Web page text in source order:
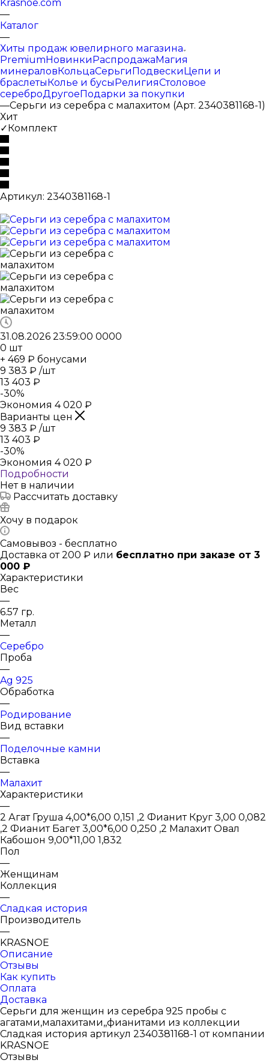
Krasnoe.com
—
Каталог
—
Хиты продаж ювелирного магазина
PremiumНовинкиРаспродажаМагия
минераловКольцаСерьгиПодвескиЦепи и
браслетыКолье и бусыРелигияСтоловое
сереброДругоеПодарки за покупки
—Серьги из серебра с малахитом (Арт. 2340381168-1)
Хит
✓Комплект
Артикул: 2340381168-1
31.08.2026 23:59:00 0000
0 шт
+ 469 ₽ бонусами
9 383 ₽ /шт
13 403 ₽
-30%
Экономия 4 020 ₽
Варианты цен
9 383 ₽ /шт
13 403 ₽
-30%
Экономия 4 020 ₽
Подробности
Нет в наличии
Рассчитать доставку
Хочу в подарок
Самовывоз - бесплатно
Доставка от 200 ₽ или бесплатно при заказе от 3
000 ₽
Характеристики
Вес
—
6.57 гр.
Металл
—
Серебро
Проба
—
Ag 925
Обработка
—
Родирование
Вид вставки
—
Поделочные камни
Вставка
—
Малахит
Характеристики
—
2 Агат Груша 4,00*6,00 0,151 ,2 Фианит Круг 3,00 0,082
,2 Фианит Багет 3,00*6,00 0,250 ,2 Малахит Овал
Кабошон 9,00*11,00 1,832
Пол
—
Женщинам
Коллекция
—
Сладкая история
Производитель
—
KRASNOE
Описание
Отзывы
Как купить
Оплата
Доставка
Серьги для женщин из серебра 925 пробы с
агатами,малахитами,,фианитами из коллекции
Сладкая история артикул 2340381168-1 от компании
KRASNOE
Отзывы